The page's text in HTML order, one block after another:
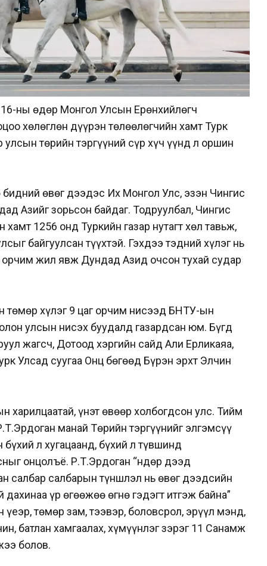
ны өдөр Монгол Улсын Ерөнхийлөгч
хөлөглөн дүүрэн төлөөлөгчийн хамт Турк
улсын төрийн тэргүүний сүр хүч үүнд л оршин
өвөг дээдэс Их Монгол Улс, эзэн Чингис
Азийг зорьсон байдаг. Тодруулбал, Чингис
хамт 1256 онд Туркийн газар нутагт хөл тавьж,
байгуулсан түүхтэй. Гэхдээ тэдний хүлэг нь
орчим жил явж Дундад Азид очсон тухай судар
төмөр хүлэг 9 цаг орчим нисээд БНТУ-ын
улсын нисэх буудалд газардсан юм. Бүгд
жагсч, Дотоод хэргийн сайд Али Ерликаяа,
Улсад суугаа Онц бөгөөд Бүрэн эрхт Элчин
харилцаатай, үнэт өвөөр холбогдсон улс. Тийм
манай Төрийн тэргүүнийг элгэмсүү
л хугацаанд, бүхий л түвшинд
онцолъё. Р.Т.Эрдоган “Өндөр дээд
салбар салбарын түншлэл нь өвөг дээдсийн
үр өгөөжөө өгнө гэдэгт итгэж байна”
төмөр зам, тээвэр, боловсрол, эрүүл мэнд,
батлан хамгаалах, хүмүүнлэг зэрэг 11 Санамж
болов.